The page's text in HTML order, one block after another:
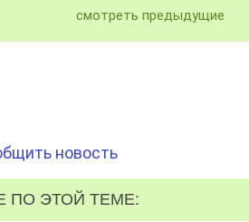
смотреть предыдущие
новость
ПО ЭТОЙ ТЕМЕ: